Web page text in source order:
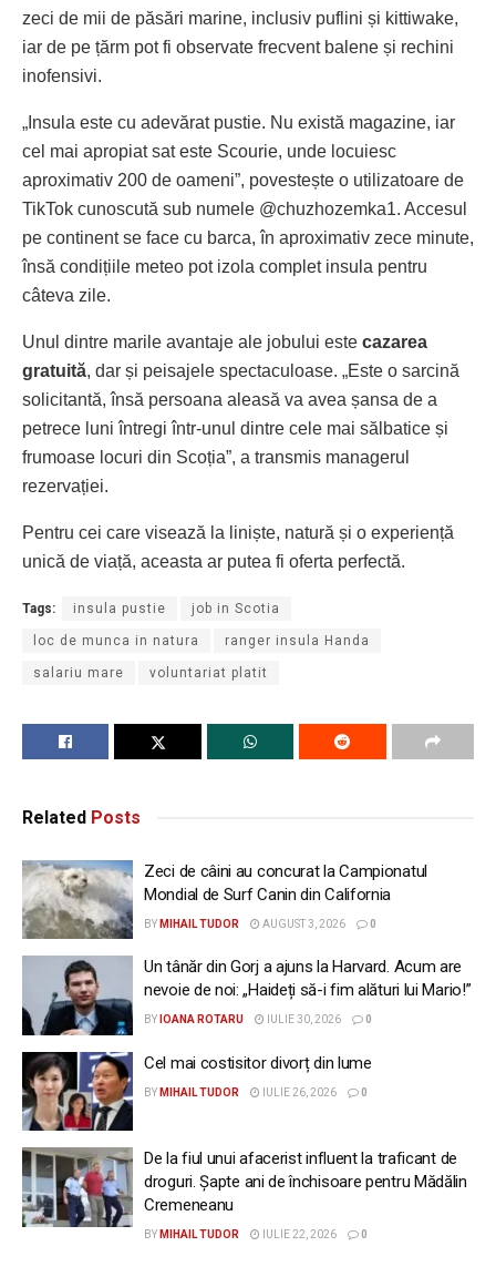
zeci de mii de păsări marine, inclusiv puflini și kittiwake,
iar de pe țărm pot fi observate frecvent balene și rechini
inofensivi.
„Insula este cu adevărat pustie. Nu există magazine, iar
cel mai apropiat sat este Scourie, unde locuiesc
aproximativ 200 de oameni”, povestește o utilizatoare de
TikTok cunoscută sub numele @chuzhozemka1. Accesul
pe continent se face cu barca, în aproximativ zece minute,
însă condițiile meteo pot izola complet insula pentru
câteva zile.
Unul dintre marile avantaje ale jobului este cazarea
gratuită, dar și peisajele spectaculoase. „Este o sarcină
solicitantă, însă persoana aleasă va avea șansa de a
petrece luni întregi într-unul dintre cele mai sălbatice și
frumoase locuri din Scoția”, a transmis managerul
rezervației.
Pentru cei care visează la liniște, natură și o experiență
unică de viață, aceasta ar putea fi oferta perfectă.
Tags: insula pustie job in Scotia
loc de munca in natura ranger insula Handa
salariu mare voluntariat platit
Related Posts
Zeci de câini au concurat la Campionatul
Mondial de Surf Canin din California
BY MIHAIL TUDOR AUGUST 3, 2026 0
Un tânăr din Gorj a ajuns la Harvard. Acum are
nevoie de noi: „Haideți să-i fim alături lui Mario!”
BY IOANA ROTARU IULIE 30, 2026 0
Cel mai costisitor divorț din lume
BY MIHAIL TUDOR IULIE 26, 2026 0
De la fiul unui afacerist influent la traficant de
droguri. Șapte ani de închisoare pentru Mădălin
Cremeneanu
BY MIHAIL TUDOR IULIE 22, 2026 0